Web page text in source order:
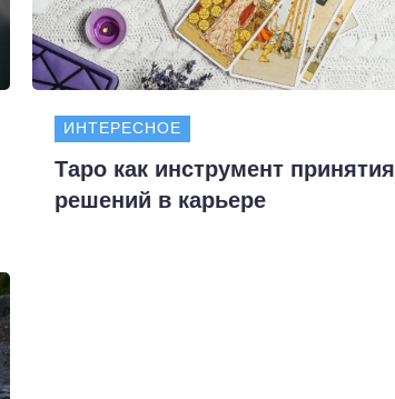
ИНТЕРЕСНОЕ
Таро как инструмент принятия
решений в карьере